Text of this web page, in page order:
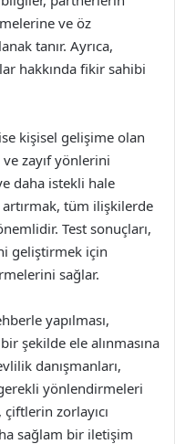
ve öz
tanır. Ayrıca,
hakkında fikir sahibi
kişisel gelişime olan
zayıf yönlerini
daha istekli hale
tüm ilişkilerde
Test sonuçları,
geliştirmek için
sağlar.
yapılması,
şekilde ele alınmasına
danışmanları,
yönlendirmeleri
zorlayıcı
sağlam bir iletişim